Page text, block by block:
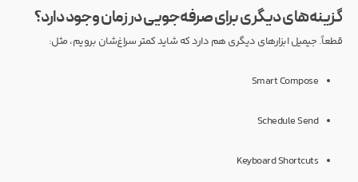
گزینه‌های دیگری برای صرفه‌جویی در زمان وجود دارد؟
قطعاً. جیمیل ابزارهای دیگری هم دارد که شاید کمتر سراغ‌شان برویم، مثل:
Smart Compose
Schedule Send
Keyboard Shortcuts